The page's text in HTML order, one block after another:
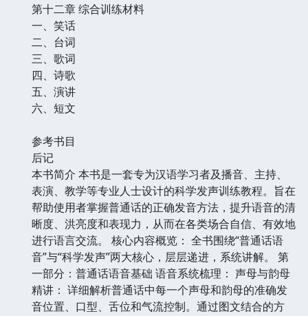
第十二章 综合训练材料
一、笑话
二、台词
三、歌词
四、诗歌
五、演讲
六、短文
参考书目
后记
本书简介 本书是一套专为汉语学习者及播音、主持、
表演、教学等专业人士设计的科学发声训练教程。旨在
帮助使用者掌握普通话的正确发音方法，提升语音的清
晰度、洪亮度和表现力，从而在各类场合自信、有效地
进行语言交流。 核心内容概览： 全书围绕“普通话语
音”与“科学发声”两大核心，层层递进，系统讲解。 第
一部分：普通话语音基础 语音系统梳理： 声母与韵母
精讲： 详细解析普通话中每一个声母和韵母的准确发
音位置、口型、舌位和气流控制。通过图文结合的方